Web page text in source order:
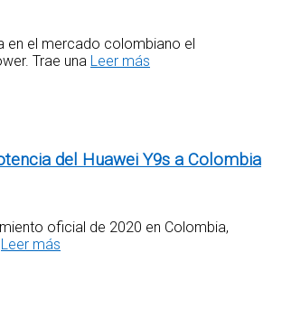
en el mercado colombiano el
Trae una Leer más
del Huawei Y9s a Colombia
oficial de 2020 en Colombia,
Leer más